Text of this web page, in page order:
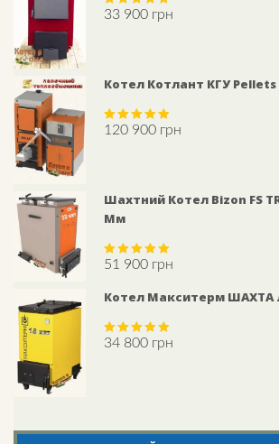
Rated5.00
33 900 грн
Котел Котлант КГУ Pellets
Rated5.00
120 900 грн
Шахтний Котел Bizon FS
Мм
Rated5.00
51 900 грн
Котел Макситерм ШАХТА
Rated5.00
34 800 грн